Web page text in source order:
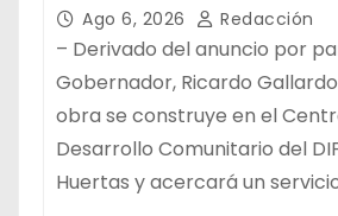
Ago 6, 2026 Redacción
– Derivado del anuncio por
Gobernador, Ricardo
obra se construye en el
Desarrollo Comunitario del
Huertas y acercará un